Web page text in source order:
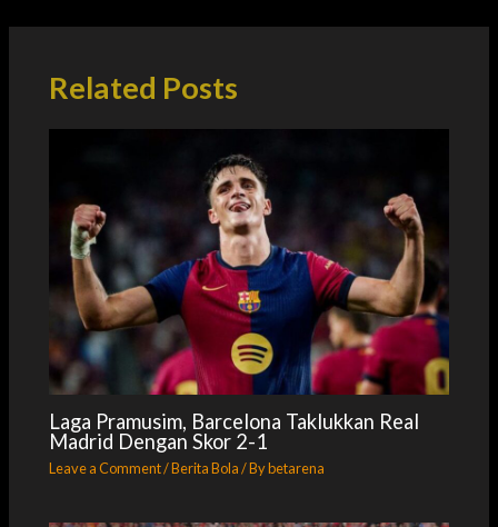
Related Posts
Laga Pramusim, Barcelona Taklukkan Real
Madrid Dengan Skor 2-1
Leave a Comment/Berita Bola/ Bybetarena